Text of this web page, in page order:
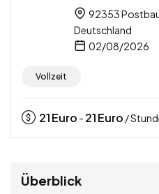
92353
Deutschland
02/08/2026
Vollzeit
21Euro - 21Euro /
Überblick